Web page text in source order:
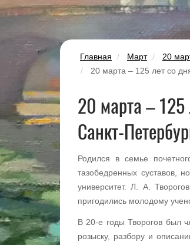
Главная Март
20
20 марта – 125 лет со
20 марта –
Санкт-
Родился в семье
тазобедренных суставов,
университет. Л. А.
пригодились молодому
В 20-е годы Творогов был
розыску, разбору и